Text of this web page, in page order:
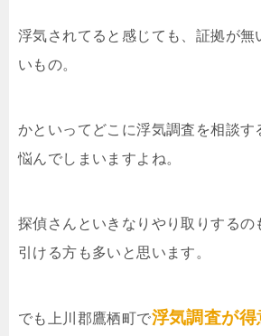
浮気されてると感じても、証拠が無
いもの。
かといってどこに浮気調査を相談す
悩んでしまいますよね。
探偵さんといきなりやり取りするの
引ける方も多いと思います。
でも上川郡鷹栖町で浮気調査が